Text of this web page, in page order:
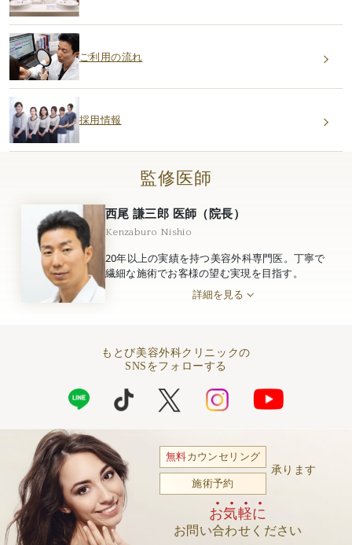
ご利用の流れ
採用情報
監修医師
西尾 謙三郎 医師（院長）
Kenzaburo Nishio
20年以上の実績を持つ美容外科専門医。丁寧で
繊細な施術でお客様の望む実現を目指す。
詳細を見る
もとび美容外科クリニックの
SNSをフォローする
無料カウンセリング
施術予約
承ります
お気軽に
お問い合わせください